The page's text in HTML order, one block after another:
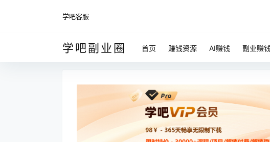
学吧客服
学吧副业圈 首页 赚钱资源 AI赚钱 副业赚